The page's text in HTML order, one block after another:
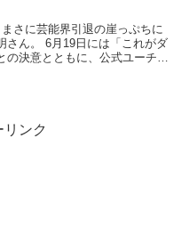
さに芸能界引退の崖っぷちに
さん。 6月19日には「これがダ
決意とともに、公式ユーチュ
リンク